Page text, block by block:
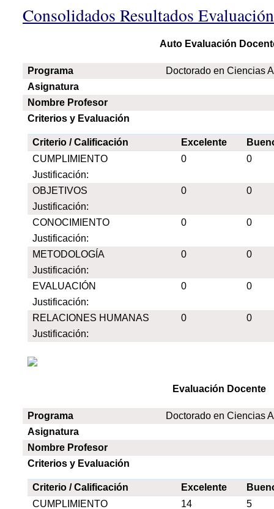
Consolidados Resultados
Auto Evaluación
Programa
Doctorado en Ciencias
Asignatura
Nombre Profesor
Criterios y Evaluación
Criterio / Calificación Excelente
CUMPLIMIENTO
0
0
Justificación:
OBJETIVOS
0
0
Justificación:
CONOCIMIENTO
0
0
Justificación:
METODOLOGÍA
0
0
Justificación:
EVALUACIÓN
0
0
Justificación:
RELACIONES HUMANAS
0
0
Justificación:
Evaluación Docente
Programa
Doctorado en Ciencias
Asignatura
Nombre Profesor
Criterios y Evaluación
Criterio / Calificación Excelente
CUMPLIMIENTO
14
5